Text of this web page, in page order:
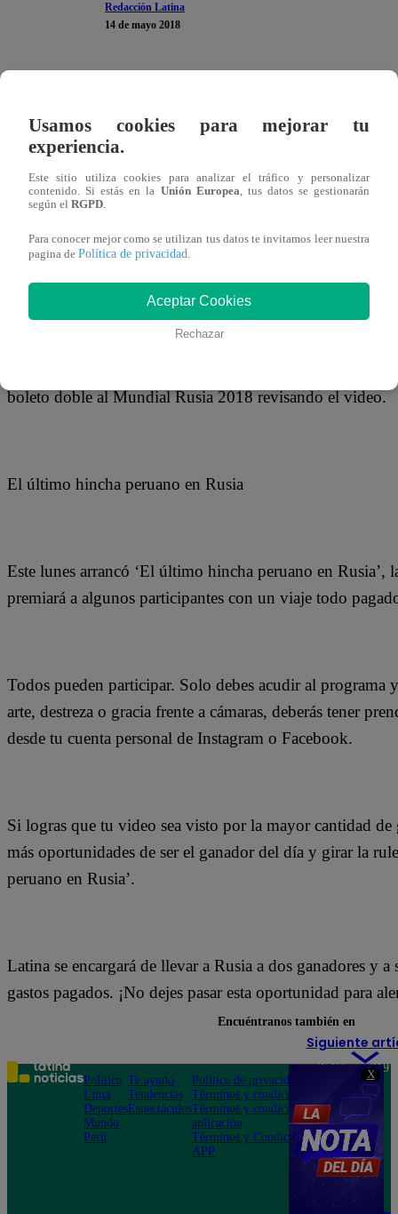
X
Redacción Latina
14 de mayo 2018
en los ganadores del gran premio que otorga el
Se trató del pequeño Aarón, quien luego de realizar una
presentación.
De esta forma, contando con la compañía de los
boleto doble al Mundial Rusia 2018 revisando el video.
El último hincha peruano en Rusia
Este lunes arrancó ‘El último hincha peruano en Rusia’,
premiará a algunos participantes con un viaje todo
Todos pueden participar. Solo debes acudir al programa
arte, destreza o gracia frente a cámaras, deberás tener
desde tu cuenta personal de Instagram o Facebook.
Si logras que tu video sea visto por la mayor cantidad de
más oportunidades de ser el ganador del día y girar la
peruano en Rusia’.
Latina se encargará de llevar a Rusia a dos ganadores y
gastos pagados. ¡No dejes pasar esta oportunidad para
Siguiente
Usamos cookies para mejorar tu
experiencia.
Este sitio utiliza cookies para analizar el tráfico y personalizar
contenido. Si estás en la Unión Europea , tus datos se gestionarán
según el RGPD
Para conocer mejor como se utilizan tus datos te invitamos leer nuestra
pagina de Política de privacidad
Aceptar Cookies
Rechazar
Encuéntranos también en
Política
Lima
Deportes
Mundo
Perú
Te ayudo
Tendencias
Espectáculos
Política de privacidad
Términos y condiciones
Términos y condiciones
aplicación
Términos y Condiciones
APP
Teléfono: 219
Av. San
Felipe 968
Jesús María